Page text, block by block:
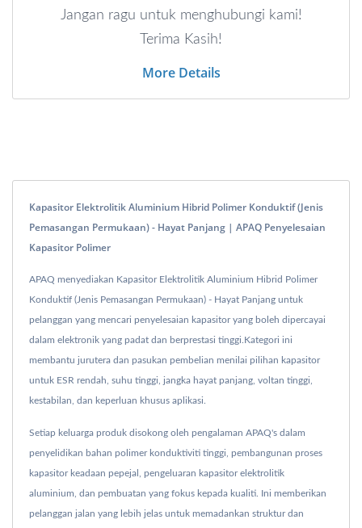
Jangan ragu untuk menghubungi kami!
Terima Kasih!
More Details
Kapasitor Elektrolitik Aluminium Hibrid Polimer Konduktif (Jenis
Pemasangan Permukaan) - Hayat Panjang | APAQ Penyelesaian
Kapasitor Polimer
APAQ menyediakan Kapasitor Elektrolitik Aluminium Hibrid Polimer
Konduktif (Jenis Pemasangan Permukaan) - Hayat Panjang untuk
pelanggan yang mencari penyelesaian kapasitor yang boleh dipercayai
dalam elektronik yang padat dan berprestasi tinggi.Kategori ini
membantu jurutera dan pasukan pembelian menilai pilihan kapasitor
untuk ESR rendah, suhu tinggi, jangka hayat panjang, voltan tinggi,
kestabilan, dan keperluan khusus aplikasi.
Setiap keluarga produk disokong oleh pengalaman APAQ's dalam
penyelidikan bahan polimer konduktiviti tinggi, pembangunan proses
kapasitor keadaan pepejal, pengeluaran kapasitor elektrolitik
aluminium, dan pembuatan yang fokus kepada kualiti. Ini memberikan
pelanggan jalan yang lebih jelas untuk memadankan struktur dan